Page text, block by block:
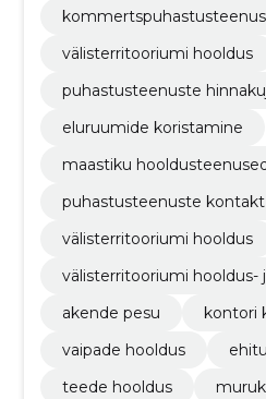
välisterritooriumi hooldus
puhastusteenuste
eluruumide koristamine
maastiku
puhastusteenuste kontakt
välisterritooriumi hooldus
välisterritooriumi hooldus-
akende pesu
kontori
vaipade hooldus
teede hooldus